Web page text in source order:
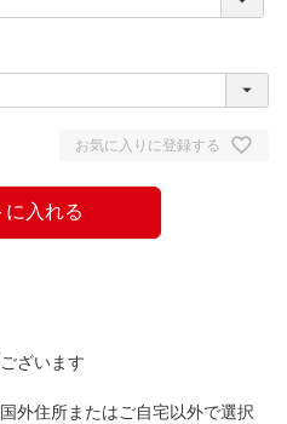
お気に入りに登録する
に入れる
ざいます
外住所またはご自宅以外で選択